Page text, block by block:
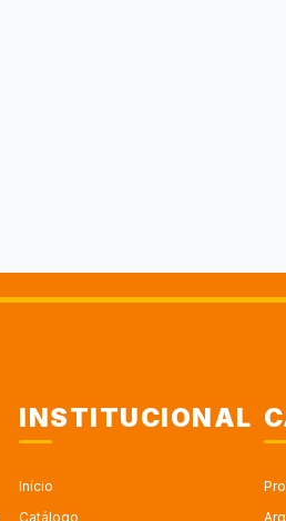
INSTITUCIONAL
Início
Catálogo